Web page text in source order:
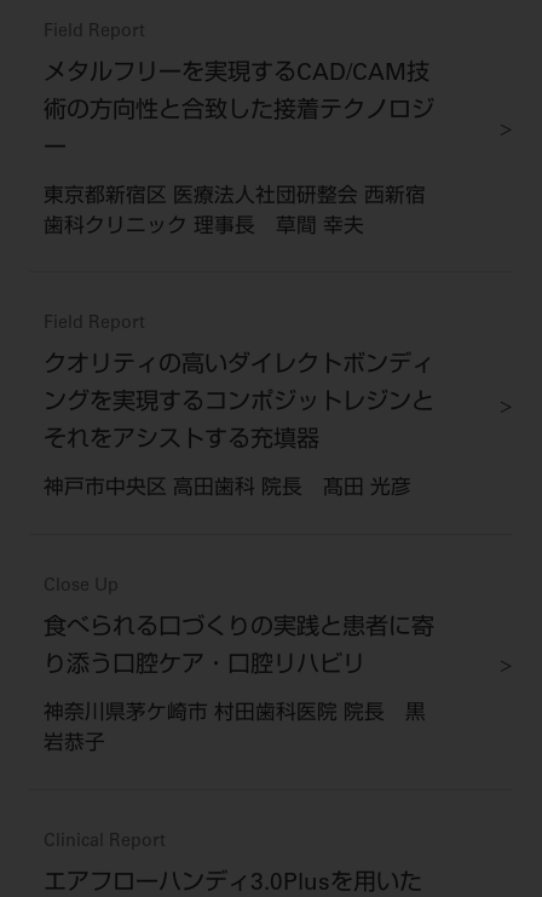
Field Report
メタルフリーを実現するCAD/CAM技
術の方向性と合致した接着テクノロジ
ー
東京都新宿区 医療法人社団研整会 西新宿
歯科クリニック 理事長 草間 幸夫
Field Report
クオリティの高いダイレクトボンディ
ングを実現するコンポジットレジンと
それをアシストする充填器
神戸市中央区 高田歯科 院長 髙田 光彦
Close Up
食べられる口づくりの実践と患者に寄
り添う口腔ケア・口腔リハビリ
神奈川県茅ケ崎市 村田歯科医院 院長 黒
岩恭子
Clinical Report
エアフローハンディ3.0Plusを用いた